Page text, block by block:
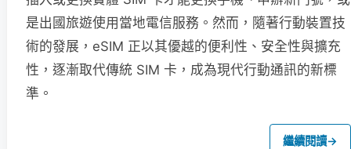
是出國旅遊使用當地電信服務。然而，隨著行動裝置技
術的發展，eSIM 正以其優越的便利性、安全性與擴充
性，逐漸取代傳統 SIM 卡，成為現代行動通訊的新標
準。
繼續閱讀→